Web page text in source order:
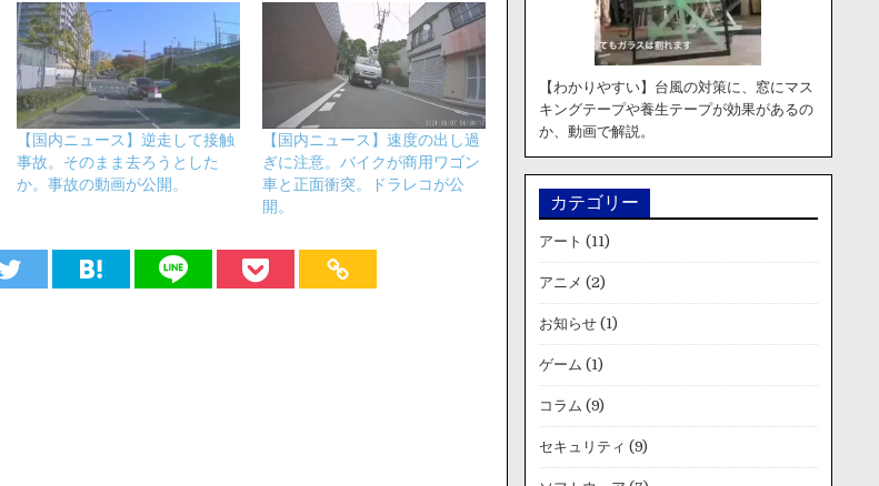
【国内ニュース】逆走して接触
事故。そのまま去ろうとした
か。事故の動画が公開。
【国内ニュース】速度の出し過
ぎに注意。バイクが商用ワゴン
車と正面衝突。ドラレコが公
開。
【わかりやすい】台風の対策に、窓にマス
キングテープや養生テープが効果があるの
か、動画で解説。
カテゴリー
アート (11)
アニメ (2)
お知らせ(1)
ゲーム (1)
コラム (9)
セキュリティ (9)